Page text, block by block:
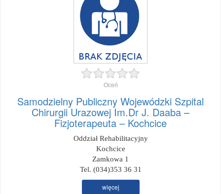
Oceń
Samodzielny Publiczny Wojewódzki Szpital
Chirurgii Urazowej Im.Dr J. Daaba –
Fizjoterapeuta – Kochcice
Oddział Rehabilitacyjny
Kochcice
Zamkowa 1
Tel. (034)353 36 31
więcej